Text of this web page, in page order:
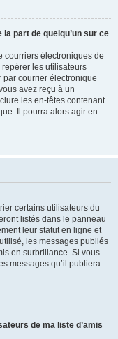
part de quelqu’un sur ce
courriers électroniques de
les utilisateurs
par courrier électronique
avez reçu à un
les en-têtes contenant
Il pourra alors agir en
certains utilisateurs du
listés dans le panneau
leur statut en ligne et
les messages publiés
en surbrillance. Si vous
messages qu’il publiera
de ma liste d’amis